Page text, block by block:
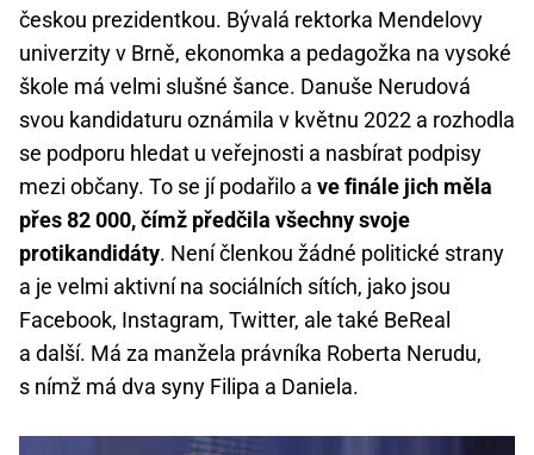
českou prezidentkou. Bývalá rektorka Mendelovy
univerzity v Brně, ekonomka a pedagožka na vysoké
škole má velmi slušné šance. Danuše Nerudová
svou kandidaturu oznámila v květnu 2022 a rozhodla
se podporu hledat u veřejnosti a nasbírat podpisy
mezi občany. To se jí podařilo a ve finále jich měla
přes 82 000, čímž předčila všechny svoje
protikandidáty. Není členkou žádné politické strany
a je velmi aktivní na sociálních sítích, jako jsou
Facebook, Instagram, Twitter, ale také BeReal
a další. Má za manžela právníka Roberta Nerudu,
s nímž má dva syny Filipa a Daniela.